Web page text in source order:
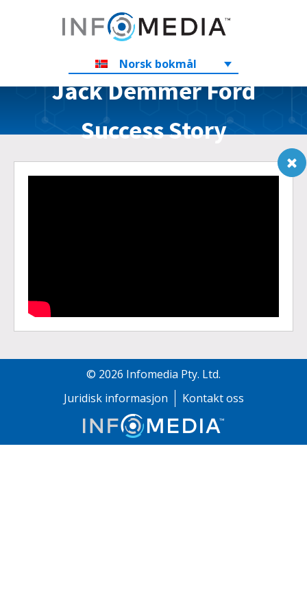
Norsk bokmål
Jack Demmer Ford
Success Story
© 2026 Infomedia Pty. Ltd.
Juridisk informasjon
Kontakt oss